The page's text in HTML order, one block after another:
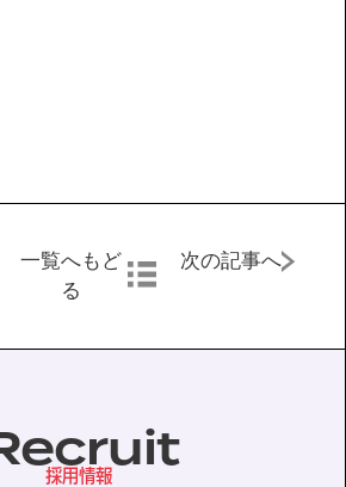
一覧へもど
る
次の記事へ
採用情報